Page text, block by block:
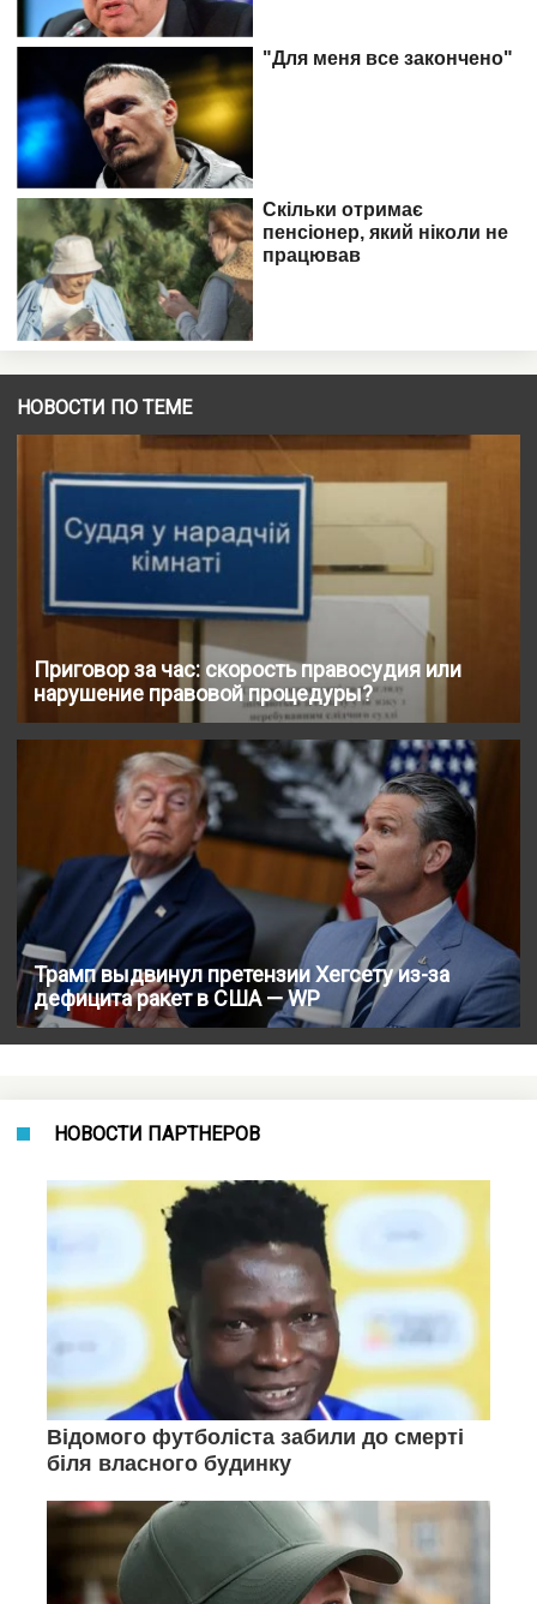
НОВОСТИ ПО ТЕМЕ
Приговор за час: скорость правосудия или
нарушение правовой процедуры?
Трамп выдвинул претензии Хегсету из-за
дефицита ракет в США — WP
НОВОСТИ ПАРТНЕРОВ